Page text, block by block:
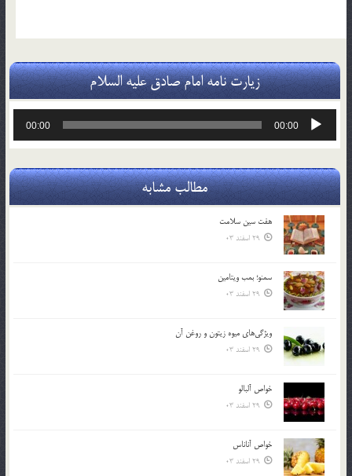
زیارت نامه امام صادق علیه السلام
پخش‌کننده
00:00
00:00
مطالب مشابه
هفت سين سلامت
29 اسفند 03
سمنو؛ بمب ويتامين
29 اسفند 03
ويژگي‌هاي ميوه زيتون و روغن آن
29 اسفند 03
خواص آلبالو
29 اسفند 03
خواص آناناس
29 اسفند 03